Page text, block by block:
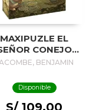
MAXIPUZLE EL
CONEJO
BLANCOBENJAMIN
Disponible
S/ 109.00